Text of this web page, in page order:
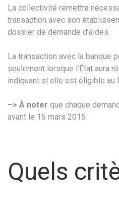
La collectivité remettra
transaction avec son
dossier de demande d’aides.
La transaction avec la banque
seulement lorsque l’État aura
indiquant si elle est éligible au
–> À noter que chaque
avant le 15 mars 2015.
Quels